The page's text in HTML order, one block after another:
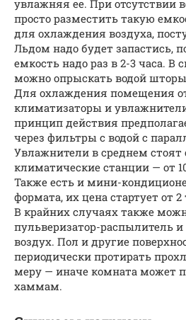
увлажняя ее. При отсутствии
просто разместить такую
для охлаждения воздуха,
Льдом надо будет запастись,
емкость надо раз в 2-3 часа. В
можно опрыскать водой
Для охлаждения помещения
климатизаторы и
принцип действия
через фильтры с водой с
Увлажнители в среднем стоят
климатические станции — от
Также есть и мини-
формата, их цена стартует от
В крайних случаях также
пульверизатор-распылитель
воздух. Пол и другие
периодически протирать
меру — иначе комната может
хаммам.